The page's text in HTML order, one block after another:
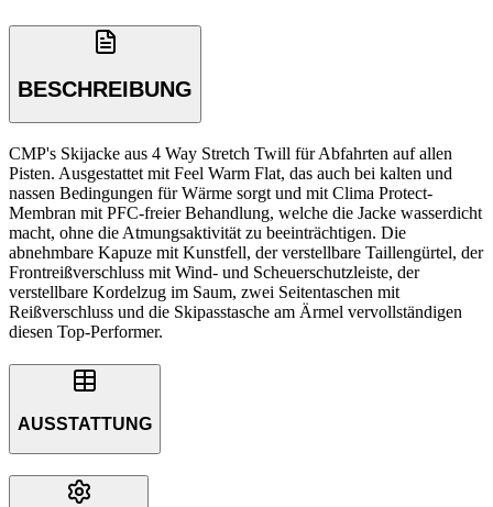
BESCHREIBUNG
CMP's Skijacke aus 4 Way Stretch Twill für Abfahrten auf allen
Pisten. Ausgestattet mit Feel Warm Flat, das auch bei kalten und
nassen Bedingungen für Wärme sorgt und mit Clima Protect-
Membran mit PFC-freier Behandlung, welche die Jacke wasserdicht
macht, ohne die Atmungsaktivität zu beeinträchtigen. Die
abnehmbare Kapuze mit Kunstfell, der verstellbare Taillengürtel, der
Frontreißverschluss mit Wind- und Scheuerschutzleiste, der
verstellbare Kordelzug im Saum, zwei Seitentaschen mit
Reißverschluss und die Skipasstasche am Ärmel vervollständigen
diesen Top-Performer.
AUSSTATTUNG